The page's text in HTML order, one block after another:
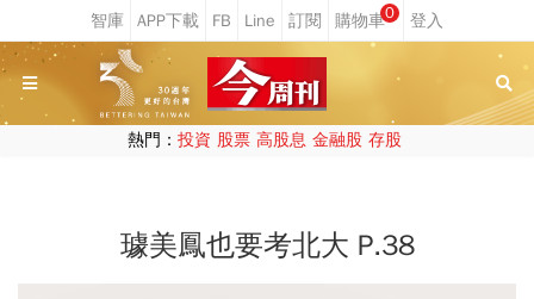
0
熱門： 投資 股票 高股息 金融股 存股
璩美鳳也要考北大 P.38